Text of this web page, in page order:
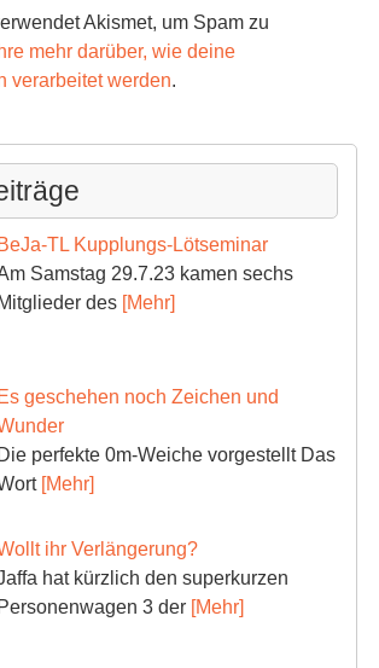
Akismet, um Spam zu
mehr darüber, wie deine
verarbeitet werden.
BeJa-TL Kupplungs-Lötseminar
Samstag 29.7.23 kamen sechs
Mitglieder des [Mehr]
Es geschehen noch Zeichen und
Die perfekte 0m-Weiche vorgestellt Das
[Mehr]
ihr Verlängerung?
hat kürzlich den superkurzen
Personenwagen 3 der [Mehr]